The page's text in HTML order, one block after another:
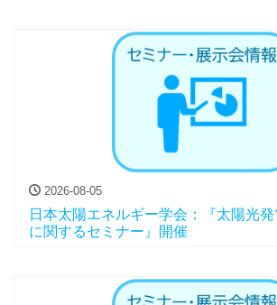
2026-08-05
日本太陽エネルギー学会：『太陽光
に関するセミナー』開催